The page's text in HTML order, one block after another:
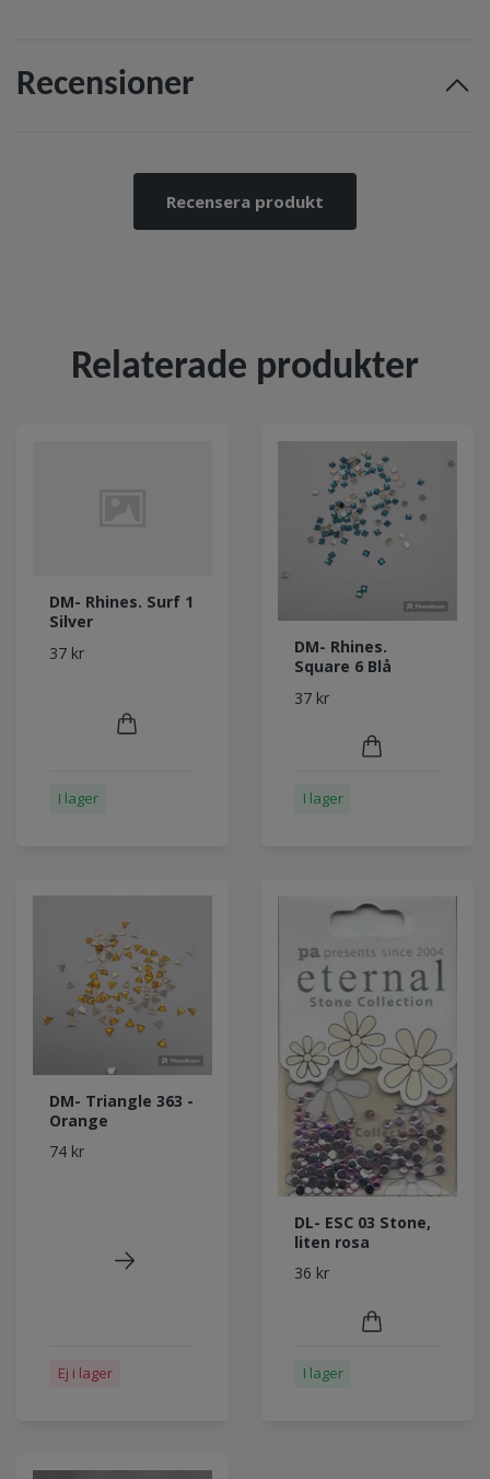
Recensioner
Recensera produkt
Relaterade produkter
DM- Rhines. Surf 1
Silver
37 kr
I lager
DM- Rhines.
Square 6 Blå
37 kr
I lager
DM- Triangle 363 -
Orange
74 kr
Ej i lager
DL- ESC 03 Stone,
liten rosa
36 kr
I lager